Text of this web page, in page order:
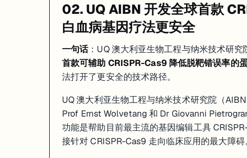
02. UQ AIBN 开发全球首款
白血病基因疗法更安全
一句话：UQ 澳大利亚生物工程与纳米技术研
首款可辅助 CRISPR-Cas9 降低脱靶错误率的
法打开了更安全的技术路径。
UQ 澳大利亚生物工程与纳米技术研究院（
Prof Ernst Wolvetang 和 Dr Giovanni
功能是帮助目前最主流的基因编辑工具
接针对 CRISPR-Cas9 走向临床应用的最大障碍